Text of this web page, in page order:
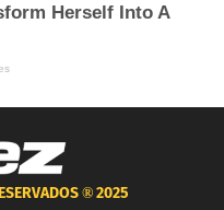
®2025